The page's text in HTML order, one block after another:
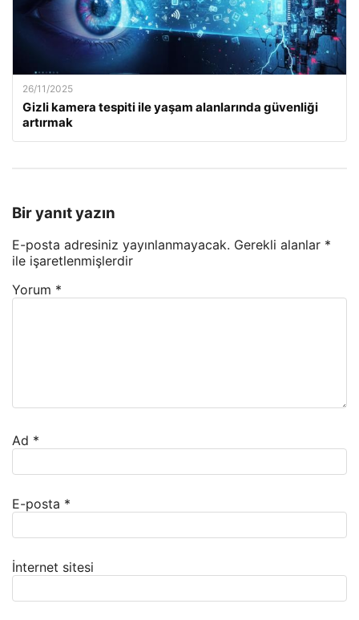
26/11/2025
Gizli kamera tespiti ile yaşam alanlarında güvenliği
artırmak
Bir yanıt yazın
E-posta adresiniz yayınlanmayacak. Gerekli alanlar *
ile işaretlenmişlerdir
Yorum *
Ad *
E-posta *
İnternet sitesi